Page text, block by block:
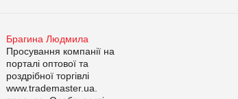
Брагина Людмила
Просування компанії на
порталі оптової та
роздрібної торгівлі
www.trademaster.ua.